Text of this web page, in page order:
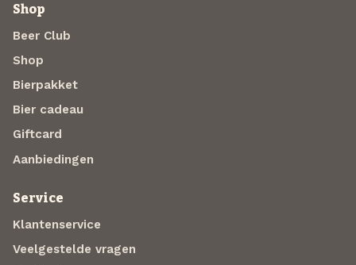
Shop
Beer Club
Shop
Bierpakket
Bier cadeau
Giftcard
Aanbiedingen
Service
Klantenservice
Veelgestelde vragen